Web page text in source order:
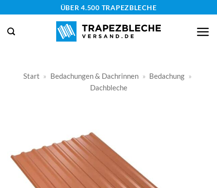
springen
ÜBER 4.500 TRAPEZBLECHE
Start » Bedachungen & Dachrinnen » Bedachung »
Dachbleche